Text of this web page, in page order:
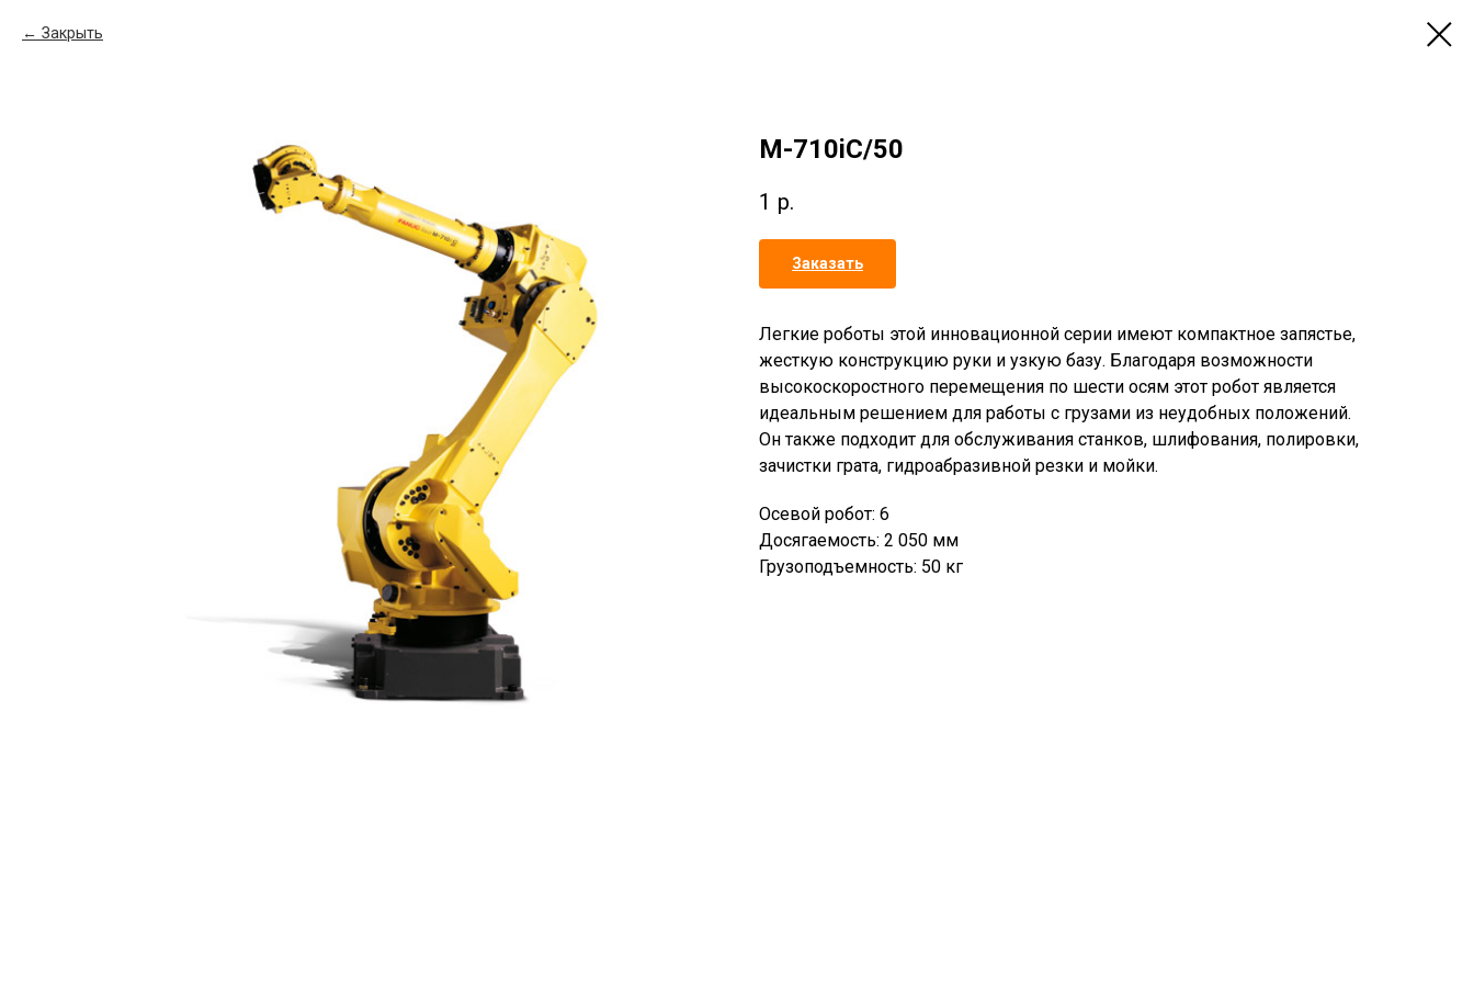
Закрыть
M-710iC/50
1 р.
Заказать
Легкие роботы этой инновационной серии имеют компактное запястье,
жесткую конструкцию руки и узкую базу. Благодаря возможности
высокоскоростного перемещения по шести осям этот робот является
идеальным решением для работы с грузами из неудобных положений.
Он также подходит для обслуживания станков, шлифования, полировки,
зачистки грата, гидроабразивной резки и мойки.
Осевой робот: 6
Досягаемость: 2 050 мм
Грузоподъемность: 50 кг